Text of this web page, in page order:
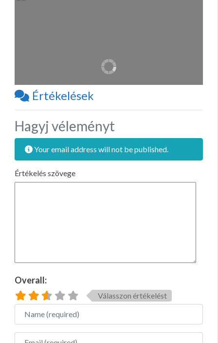
Értékelések
Hagyj véleményt
Your email address will not be published.
Értékelés szövege
Overall:
Válasszon értékelést
Name
Email